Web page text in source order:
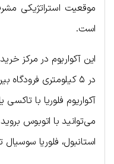
موقعیت استراتژیکی
است.
این آکواریوم در مرکز
در ۵ کیلومتری
آکواریوم فلوریا با
می‌توانید با اتوبوس
استانبول، فلوریا